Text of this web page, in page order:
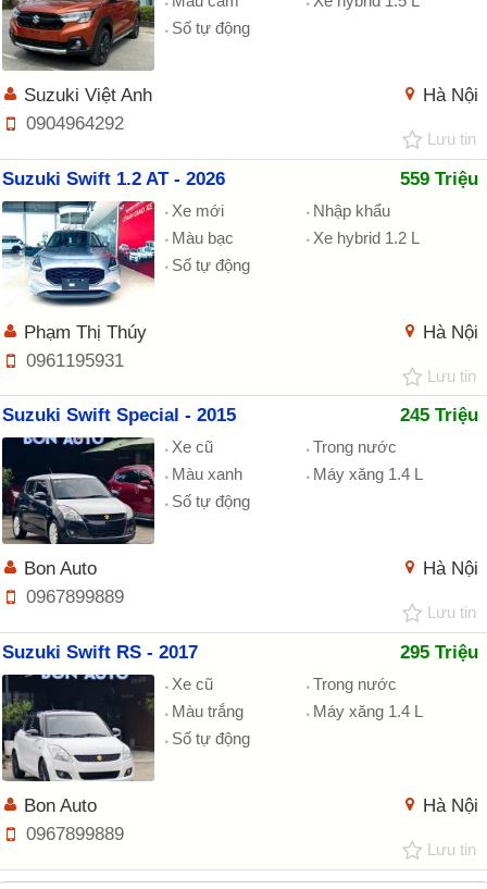
Số tự động
Hà Nội
Suzuki Việt Anh
0904964292
Lưu tin
Suzuki Swift 1.2 AT - 2026 559 Triệu
Xe mới
Nhập khẩu
Màu bạc
Xe hybrid 1.2 L
Số tự động
Hà Nội
Phạm Thị Thúy
0961195931
Lưu tin
Suzuki Swift Special - 2015 245 Triệu
Xe cũ
Trong nước
Màu xanh
Máy xăng 1.4 L
Số tự động
Hà Nội
Bon Auto
0967899889
Lưu tin
Suzuki Swift RS - 2017 295 Triệu
Xe cũ
Trong nước
Màu trắng
Máy xăng 1.4 L
Số tự động
Hà Nội
Bon Auto
0967899889
Lưu tin